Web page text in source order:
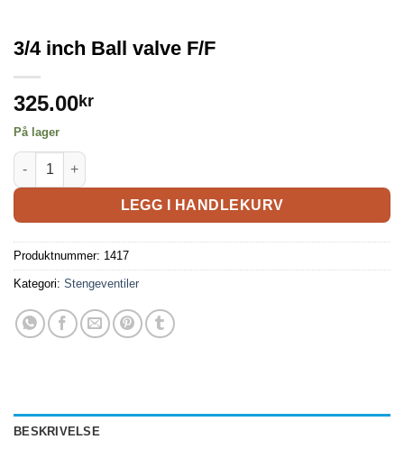
3/4 inch Ball valve F/F
325.00kr
På lager
LEGG I HANDLEKURV
Produktnummer: 1417
Kategori: Stengeventiler
BESKRIVELSE